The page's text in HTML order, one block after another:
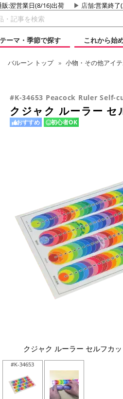
販:翌営業日(8/16)出荷 店舗:営業終了
テーマ・季節で探す
これから始
バルーン トップ 小物・その他アイ
#K-34653 Peacock Ruler Self-
クジャク ルーラー
おすすめ 初心者OK
クジャク ルーラー セルフカ
#K-34653